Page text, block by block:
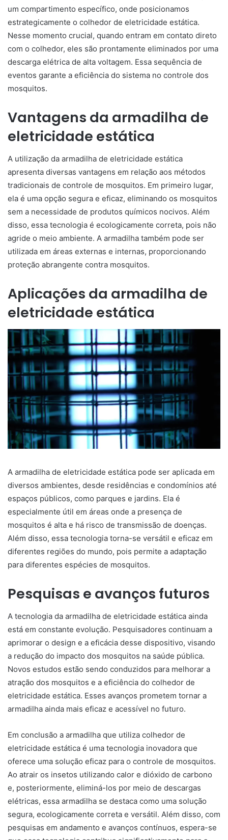
um compartimento específico, onde posicionamos
estrategicamente o colhedor de eletricidade estática.
Nesse momento crucial, quando entram em contato direto
com o colhedor, eles são prontamente eliminados por uma
descarga elétrica de alta voltagem. Essa sequência de
eventos garante a eficiência do sistema no controle dos
mosquitos.
Vantagens da armadilha de
eletricidade estática
A utilização da armadilha de eletricidade estática
apresenta diversas vantagens em relação aos métodos
tradicionais de controle de mosquitos. Em primeiro lugar,
ela é uma opção segura e eficaz, eliminando os mosquitos
sem a necessidade de produtos químicos nocivos. Além
disso, essa tecnologia é ecologicamente correta, pois não
agride o meio ambiente. A armadilha também pode ser
utilizada em áreas externas e internas, proporcionando
proteção abrangente contra mosquitos.
Aplicações da armadilha de
eletricidade estática
A armadilha de eletricidade estática pode ser aplicada em
diversos ambientes, desde residências e condomínios até
espaços públicos, como parques e jardins. Ela é
especialmente útil em áreas onde a presença de
mosquitos é alta e há risco de transmissão de doenças.
Além disso, essa tecnologia torna-se versátil e eficaz em
diferentes regiões do mundo, pois permite a adaptação
para diferentes espécies de mosquitos.
Pesquisas e avanços futuros
A tecnologia da armadilha de eletricidade estática ainda
está em constante evolução. Pesquisadores continuam a
aprimorar o design e a eficácia desse dispositivo, visando
a redução do impacto dos mosquitos na saúde pública.
Novos estudos estão sendo conduzidos para melhorar a
atração dos mosquitos e a eficiência do colhedor de
eletricidade estática. Esses avanços prometem tornar a
armadilha ainda mais eficaz e acessível no futuro.
Em conclusão a armadilha que utiliza colhedor de
eletricidade estática é uma tecnologia inovadora que
oferece uma solução eficaz para o controle de mosquitos.
Ao atrair os insetos utilizando calor e dióxido de carbono
e, posteriormente, eliminá-los por meio de descargas
elétricas, essa armadilha se destaca como uma solução
segura, ecologicamente correta e versátil. Além disso, com
pesquisas em andamento e avanços contínuos, espera-se